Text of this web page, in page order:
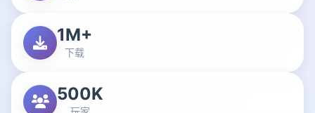
1M+
下载
500K